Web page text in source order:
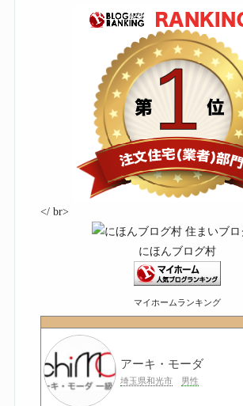
</ br>
にほんブログ村
マイホームランキング
アーキ・モーダ
埼玉県和光市 男性